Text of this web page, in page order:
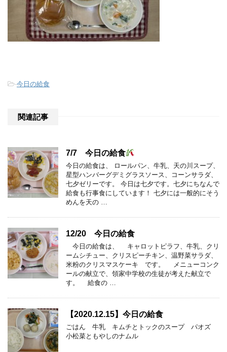
-今日の給食
関連記事
7/7 今日の給食
今日の給食は、 ロールパン、牛乳、天の川スープ、
星型ハンバーグデミグラスソース、コーンサラダ、
七夕ゼリーです。 今日は七夕です。七夕にちなんで
給食も行事食にしています！ 七夕には一般的にそう
めんを天の …
12/20 今日の給食
今日の給食は、 キャロットピラフ、牛乳、クリ
ームシチュー、クリスピーチキン、温野菜サラダ、
米粉のクリスマスケーキ です。 メニューコンク
ールの献立で、領家中学校の生徒が考えた献立で
す。 給食の …
【2020.12.15】今日の給食
ごはん 牛乳 キムチとトックのスープ パオズ
小松菜ともやしのナムル